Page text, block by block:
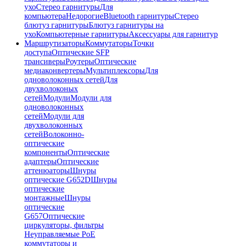
ухоСтерео гарнитурыДля
компьютераНедорогиеBluetooth гарнитурыСтерео
блютуз гарнитурыБлютуз гарнитуры на
ухоКомпьютерные гарнитурыАксессуары для гарнитур
МаршрутизаторыКоммутаторыТочки
доступаОптические SFP
трансиверыРоутерыОптические
медиаконвертерыМультиплексорыДля
одноволоконных сетейДля
двухволоконых
сетейМодулиМодули для
одноволоконных
сетейМодули для
двухволоконных
сетейВолоконно-
оптические
компонентыОптические
адаптерыОптические
аттенюаторыШнуры
оптические G652DШнуры
оптические
монтажныеШнуры
оптические
G657Оптические
циркуляторы, фильтры
Неуправляемые PoE
коммутаторы и